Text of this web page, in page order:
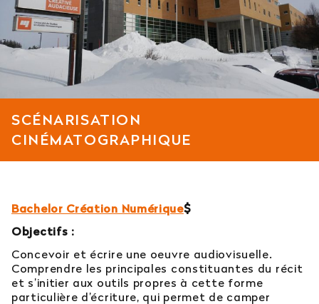
ENTREPRISE
NOS RÉSULTATS
SCÉNARISATION
CINÉMATOGRAPHIQUE
Bachelor Création Numérique$
Objectifs :
Concevoir et écrire une oeuvre audiovisuelle.
Comprendre les principales constituantes du récit
et s’initier aux outils propres à cette forme
particulière d’écriture, qui permet de camper
Avez-vous des journées portes ouvertes ?
Quelle est la différence entre un bachelor et
une licence ?
Est-il possible d’intégrer l’école en 2e ou 3e
année ?